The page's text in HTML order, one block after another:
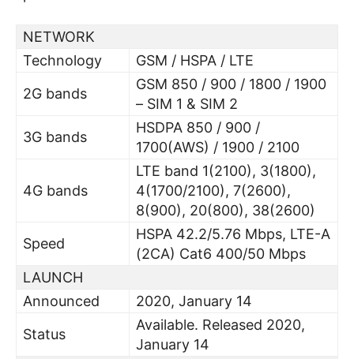
NETWORK
Technology
GSM / HSPA / LTE
2G bands
GSM 850 / 900 / 1800 / 1900
– SIM 1 & SIM 2
3G bands
HSDPA 850 / 900 /
1700(AWS) / 1900 / 2100
4G bands
LTE band 1(2100), 3(1800),
4(1700/2100), 7(2600),
8(900), 20(800), 38(2600)
Speed
HSPA 42.2/5.76 Mbps, LTE-A
(2CA) Cat6 400/50 Mbps
LAUNCH
Announced
2020, January 14
Status
Available. Released 2020,
January 14